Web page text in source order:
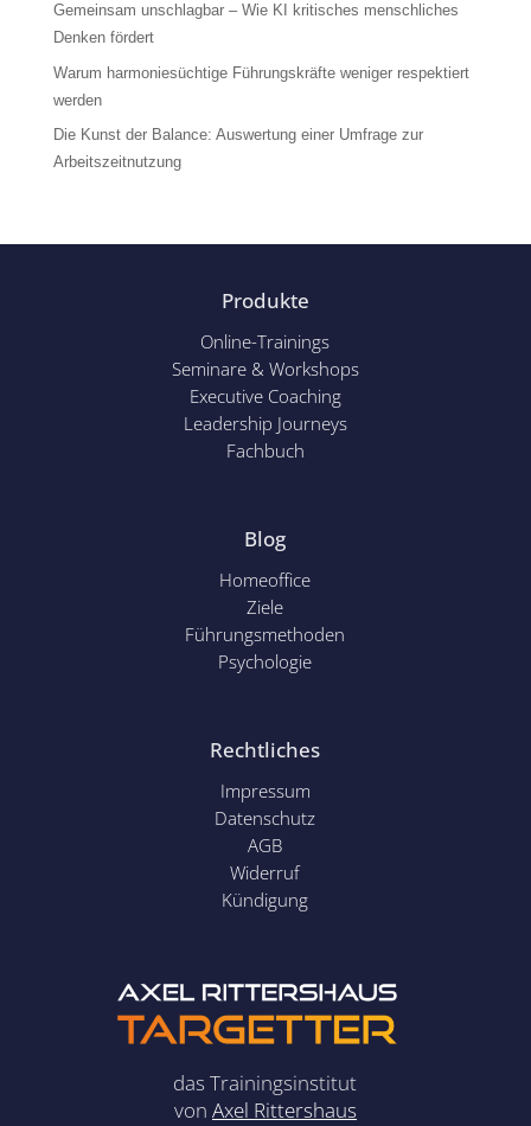
Gemeinsam unschlagbar – Wie KI kritisches menschliches
Denken fördert
Warum harmoniesüchtige Führungskräfte weniger respektiert
werden
Die Kunst der Balance: Auswertung einer Umfrage zur
Arbeitszeitnutzung
Produkte
Online-Trainings
Seminare & Workshops
Executive Coaching
Leadership Journeys
Fachbuch
Blog
Homeoffice
Ziele
Führungsmethoden
Psychologie
Rechtliches
Impressum
Datenschutz
AGB
Widerruf
Kündigung
das Trainingsinstitut
von Axel Rittershaus